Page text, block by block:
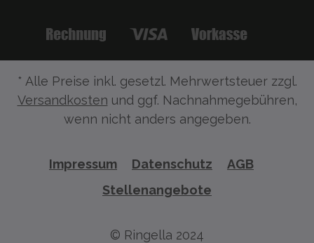
* Alle Preise inkl. gesetzl. Mehrwertsteuer zzgl.
Versandkosten und ggf. Nachnahmegebühren,
wenn nicht anders angegeben.
Impressum Datenschutz
AGB
Stellenangebote
© Ringella 2024